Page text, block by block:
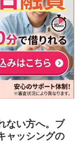
ない方へ。ブ
ャッシングの